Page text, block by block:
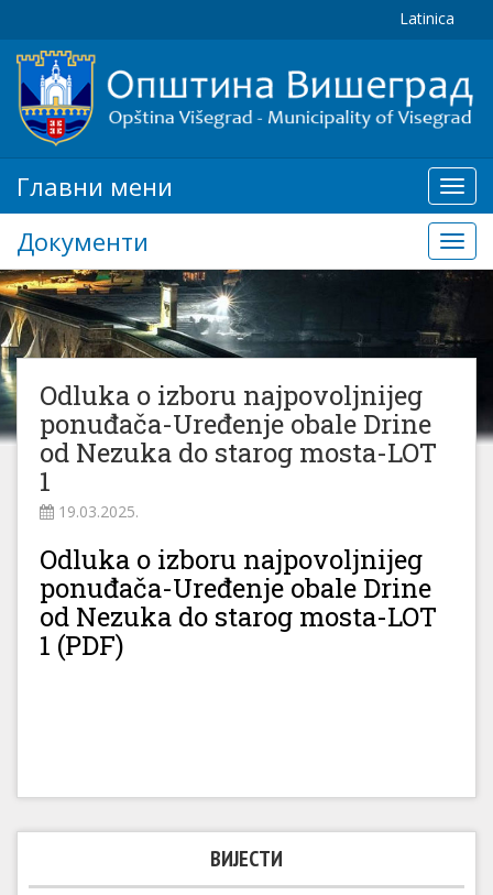
Latinica
мени
Главни мени
Документи
Odluka o izboru najpovoljnijeg
ponuđača-Uređenje obale Drine
od Nezuka do starog mosta-LOT
1
19.03.2025.
Odluka o izboru najpovoljnijeg
ponuđača-Uređenje obale Drine
od Nezuka do starog mosta-LOT
1 (PDF)
ВИЈЕСТИ